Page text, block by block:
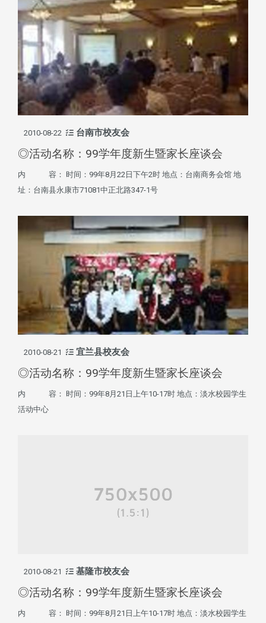
2010-08-22 台南市校友会
◎活动名称：99学年度新生暨家长座谈会
内 容： 时间：99年8月22日下午2时 地点：台南商务会馆 地
址：台南县永康市71081中正北路347-1号
2010-08-21 宜兰县校友会
◎活动名称：99学年度新生暨家长座谈会
内 容： 时间：99年8月21日上午10-17时 地点：淡水校园学生
活动中心
2010-08-21 基隆市校友会
◎活动名称：99学年度新生暨家长座谈会
内 容： 时间：99年8月21日上午10-17时 地点：淡水校园学生